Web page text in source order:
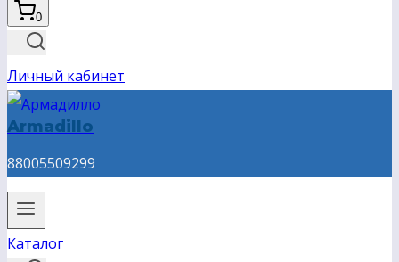
0
Личный кабинет
Armadillo
88005509299
Каталог